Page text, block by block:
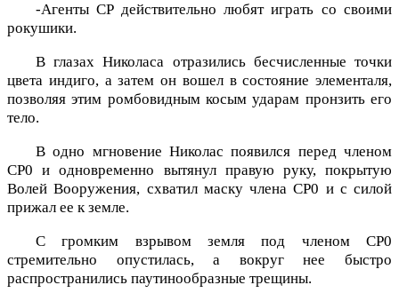
-Агенты CP действительно любят играть со своими
рокушики.
В глазах Николаса отразились бесчисленные точки
цвета индиго, а затем он вошел в состояние элементаля,
позволяя этим ромбовидным косым ударам пронзить его
тело.
В одно мгновение Николас появился перед членом
CP0 и одновременно вытянул правую руку, покрытую
Волей Вооружения, схватил маску члена CP0 и с силой
прижал ее к земле.
С громким взрывом земля под членом CP0
стремительно опустилась, а вокруг нее быстро
распространились паутинообразные трещины.